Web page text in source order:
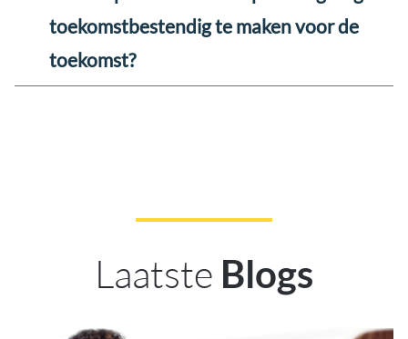
toekomstbestendig te maken voor de
toekomst?
Laatste Blogs